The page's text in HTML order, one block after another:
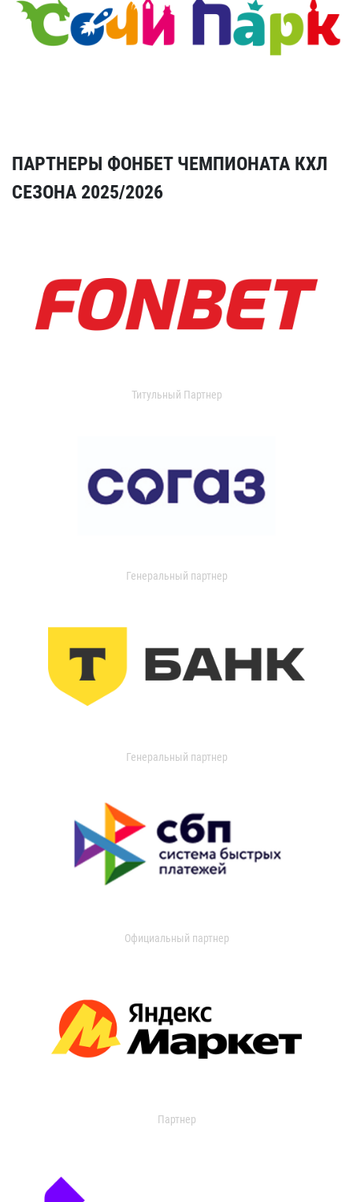
ПАРТНЕРЫ ФОНБЕТ ЧЕМПИОНАТА КХЛ
СЕЗОНА 2025/2026
Титульный Партнер
Генеральный партнер
Генеральный партнер
Официальный партнер
Партнер